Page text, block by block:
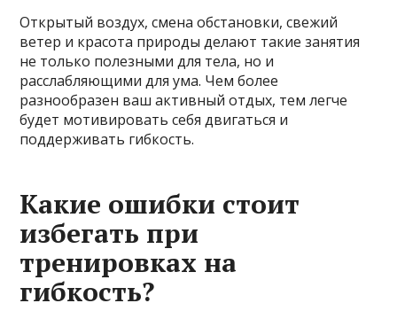
Открытый воздух, смена обстановки, свежий
ветер и красота природы делают такие занятия
не только полезными для тела, но и
расслабляющими для ума. Чем более
разнообразен ваш активный отдых, тем легче
будет мотивировать себя двигаться и
поддерживать гибкость.
Какие ошибки стоит
избегать при
тренировках на
гибкость?